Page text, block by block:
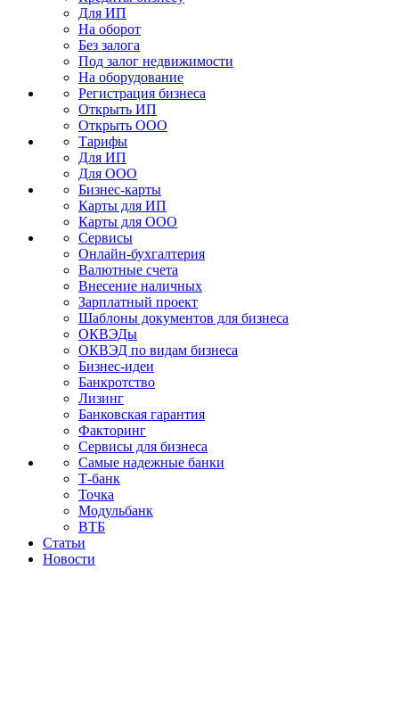
Для ИП
На оборот
Без залога
Под залог недвижимости
На оборудование
Регистрация бизнеса
Открыть ИП
Открыть ООО
Тарифы
Для ИП
Для ООО
Бизнес-карты
Карты для ИП
Карты для ООО
Сервисы
Онлайн-бухгалтерия
Валютные счета
Внесение наличных
Зарплатный проект
Шаблоны документов для бизнеса
ОКВЭДы
ОКВЭД по видам бизнеса
Бизнес-идеи
Банкротство
Лизинг
Банковская гарантия
Факторинг
Сервисы для бизнеса
Самые надежные банки
Т-банк
Точка
Модульбанк
ВТБ
Статьи
Новости